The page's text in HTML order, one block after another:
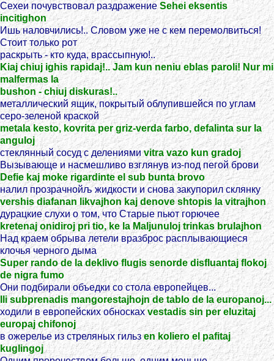
Сехеи почувствовал раздражение Sehei eksentis
incitighon
Ишь наловчились!.. Словом уже не с кем перемолвиться!
Стоит только рот
раскрыть - кто куда, врассыпную!..
Kiaj chiuj ighis rapidaj!.. Jam kun neniu eblas paroli! Nur mi
malfermas la
bushon - chiuj diskuras!..
металлический ящик, покрытый облупившейся по углам
серо-зеленой краской
metala kesto, kovrita per griz-verda farbo, defalinta sur la
anguloj
стеклянный сосуд с делениямиvitra vazo kun gradoj
Вызывающе и насмешливо взглянув из-под пегой брови
Defie kaj moke rigardinte el sub bunta brovo
налил прозрачнойљ жидкости и снова закупорил склянку
vershis diafanan likvajhon kaj denove shtopis la vitrajhon
дурацкие слухи о том, что Старые пьют горючее
kretenaj onidiroj pri tio, ke la Maljunuloj trinkas brulajhon
Над краем обрыва летели вразброс расплывающиеся
клочья черного дыма
Super rando de la deklivo flugis senorde disfluantaj flokoj
de nigra fumo
Они подбирали объедки со стола европейцев...
Ili subprenadis mangorestajhojn de tablo de la europanoj...
ходили в европейских обноскахvestadis sin per eluzitaj
europaj chifonoj
в ожерелье из стреляных гильзen koliero el pafitaj
kuglingoj